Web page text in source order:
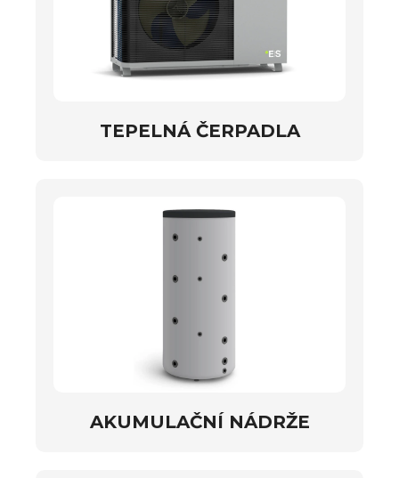
TEPELNÁ ČERPADLA
AKUMULAČNÍ NÁDRŽE